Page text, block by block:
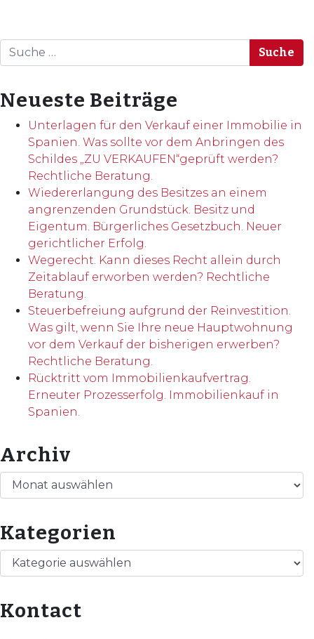
Suche
Neueste Beiträge
Unterlagen für den Verkauf einer Immobilie in
Spanien. Was sollte vor dem Anbringen des
Schildes „ZU VERKAUFEN“geprüft werden?
Rechtliche Beratung.
Wiedererlangung des Besitzes an einem
angrenzenden Grundstück. Besitz und
Eigentum. Bürgerliches Gesetzbuch. Neuer
gerichtlicher Erfolg.
Wegerecht. Kann dieses Recht allein durch
Zeitablauf erworben werden? Rechtliche
Beratung.
Steuerbefreiung aufgrund der Reinvestition.
Was gilt, wenn Sie Ihre neue Hauptwohnung
vor dem Verkauf der bisherigen erwerben?
Rechtliche Beratung.
Rücktritt vom Immobilienkaufvertrag.
Erneuter Prozesserfolg. Immobilienkauf in
Spanien.
Archiv
Archiv
Kategorien
Kategorien
Kontact